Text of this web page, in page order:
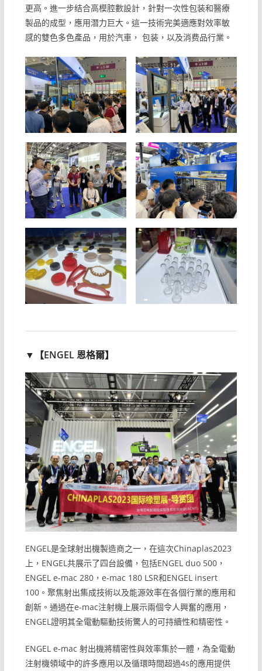
更高。進一步结合高模腔數設計，針對一次性包装和醫療
製品的成型，應用潛力巨大。這一技術完美適應對效率敏
感的雙色多色產品，用於汽車， 包装，以及消费品行業。
▼【ENGEL 恩格爾】
ENGEL是全球射出機製造商之一，在這次Chinaplas2023
上，ENGEL共展示了四台設備，包括ENGEL duo 500，
ENGEL e-mac 280，e-mac 180 LSR和ENGEL insert
100。聚焦射出集成技術以及能源效率在各個行業的應用和
創新。通過在e-mac注射機上展示兩個令人興奮的應用，
ENGEL證明其全電動驅動技術驚人的可持續性和精密性。
ENGEL e-mac 射出機將精密性與效率集於一體，為全電動
注射機領域中的許多應用以及循環時間超過4s的應用提供